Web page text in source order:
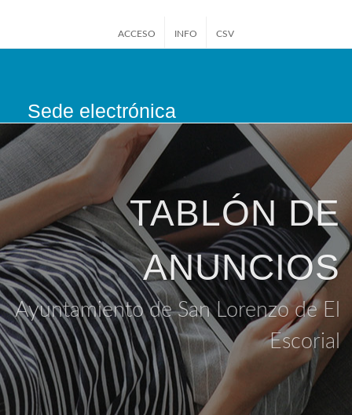
ACCESO INFO CSV
Sede electrónica
San Lorenzo de El
Escorial
TABLÓN DE
ANUNCIOS
Ayuntamiento de San Lorenzo de El
Escorial